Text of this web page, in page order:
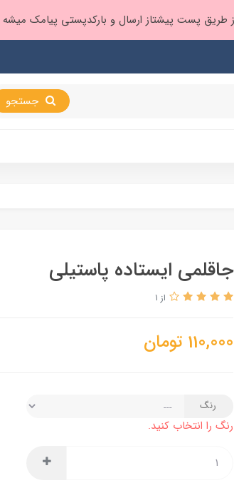
جاقلمی ایستاده پاستیلی
از 1
110,000 تومان
رنگ
رنگ را انتخاب کنید.